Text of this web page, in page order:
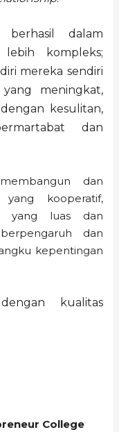
berhasil dalam
kompleks;
mereka sendiri
meningkat,
kesulitan,
dan
dan
kooperatif,
yang luas dan
dan
kepentingan
kualitas
College